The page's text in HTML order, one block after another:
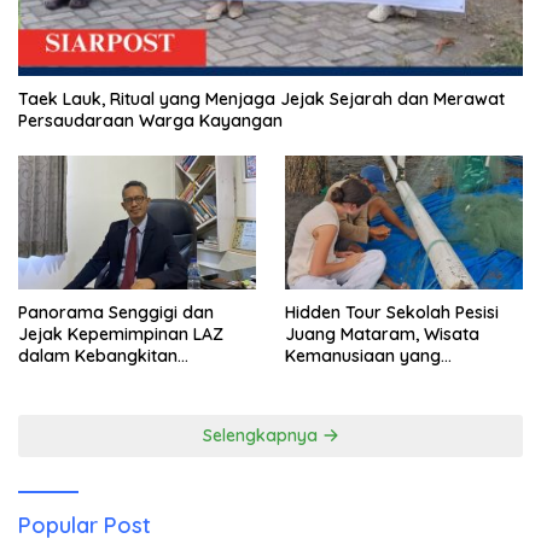
Taek Lauk, Ritual yang Menjaga Jejak Sejarah dan Merawat
Persaudaraan Warga Kayangan
Panorama Senggigi dan
Jejak Kepemimpinan LAZ
dalam Kebangkitan
Hidden Tour Sekolah Pesisi
Juang Mataram, Wisata
Kemanusiaan yang
Selengkapnya
Popular Post